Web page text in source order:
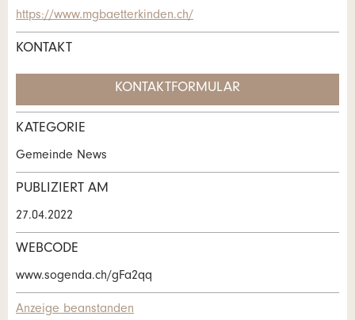
Allgemeines Feedback
Anzeige nicht mehr gültig
Nachricht
* Eingabe erforderlich
ANZEIGE WEITEREMPFEHLEN
Schliessen
https://www.mgbaetterkinden.ch/
KONTAKT
KONTAKTFORMULAR
Kontakt
Verfassen Sie eine Nachricht für die
Kontaktpersonen dieser Anzeige.
KATEGORIE
Gemeinde News
PUBLIZIERT AM
27.04.2022
WEBCODE
www.sogenda.ch/gFa2qq
Anzeige beanstanden